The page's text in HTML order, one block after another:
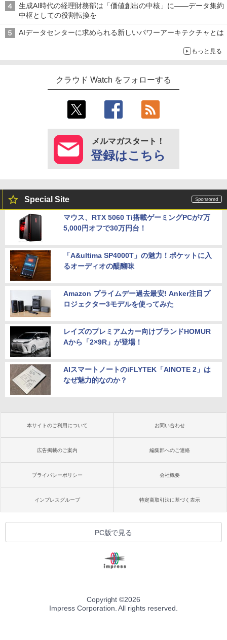
生成AI時代の経理財務部は「価値創出の中核」に――データ集約
中枢としての役割転換を
AIデータセンターに求められる新しいパワーアーキテクチャとは
もっと見る
クラウド Watch をフォローする
メルマガスタート！
登録はこちら
Special Site
マウス、RTX 5060 Ti搭載ゲーミングPCが7万
5,000円オフで30万円台！
「A&ultima SP4000T」の魅力！ポケットに入
るオーディオの醍醐味
Amazon プライムデー過去最安! Anker注目プ
ロジェクター3モデルを使ってみた
レイズのプレミアムカー向けブランドHOMUR
Aから「2×9R」が登場！
AIスマートノートのiFLYTEK「AINOTE 2」は
なぜ魅力的なのか？
本サイトのご利用について お問い合わせ
広告掲載のご案内 編集部へのご連絡
プライバシーポリシー 会社概要
インプレスグループ 特定商取引法に基づく表示
PC版で見る
Copyright ©2026
Impress Corporation. All rights reserved.